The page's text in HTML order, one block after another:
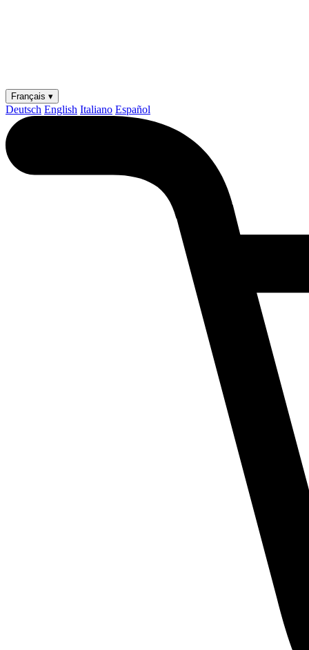
Français ▾
Deutsch English Italiano Español